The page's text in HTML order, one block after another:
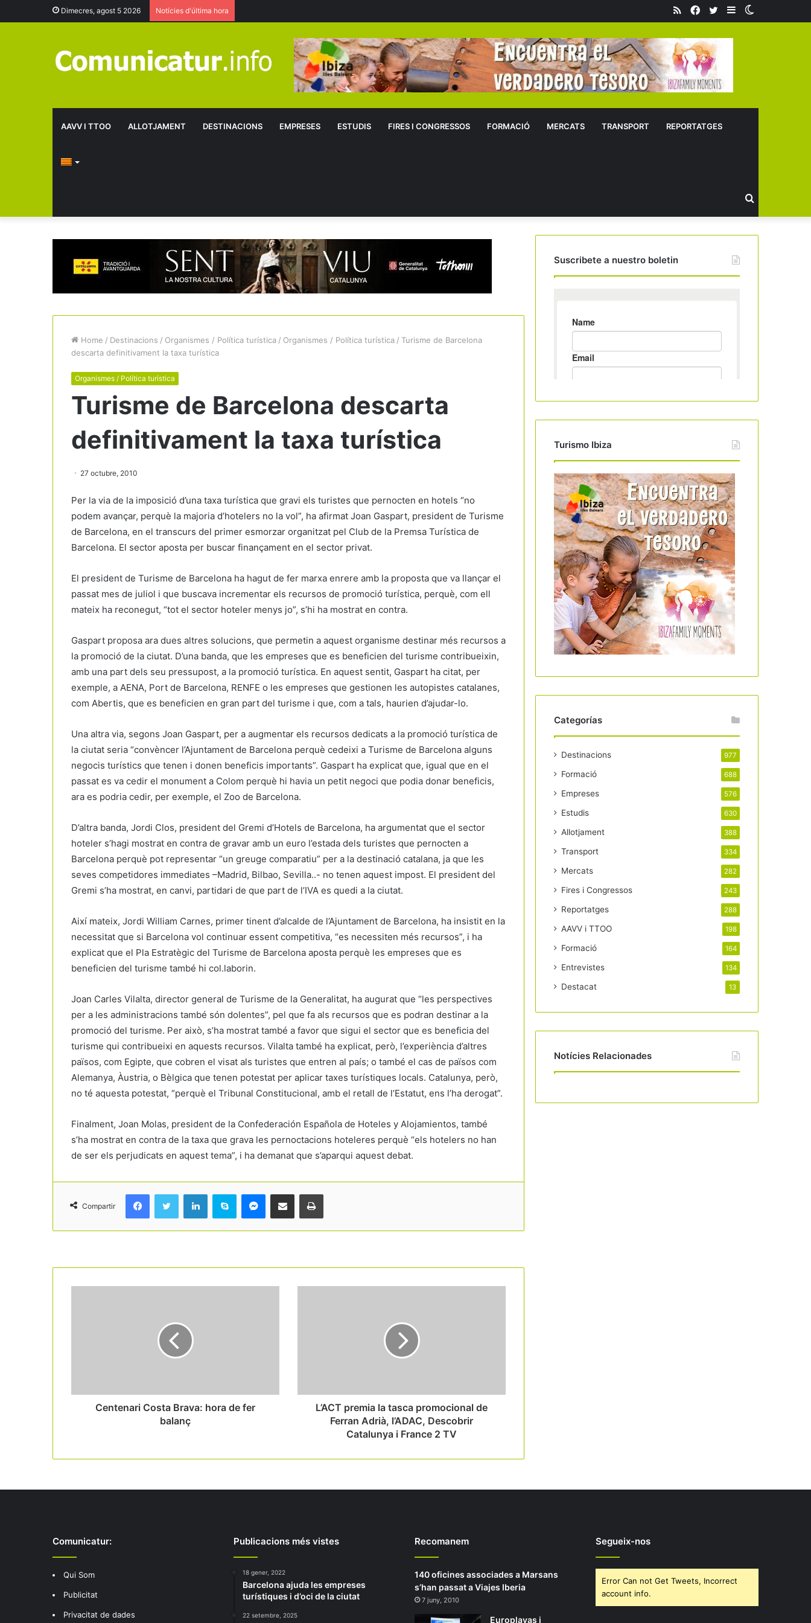
Dimecres, agost 5 2026 Notícies d'última hora Sidebar
Twitter
Facebook
RSS
AAVV I TTOO ALLOTJAMENT DESTINACIONS EMPRESES ESTUDIS FIRES I CONGRESSOS FORMACIÓ MERCATS TRANSPORT REPORTATGES
Buscar
Home / Destinacions / Organismes / Política turística / Organismes / Política turística / Turisme de Barcelona
descarta definitivament la taxa turística
Organismes / Política turística
Turisme de Barcelona descarta
definitivament la taxa turística
27 octubre, 2010
Per la via de la imposició d’una taxa turística que gravi els turistes que pernocten en hotels “no
podem avançar, perquè la majoria d’hotelers no la vol”, ha afirmat Joan Gaspart, president de Turisme
de Barcelona, en el transcurs del primer esmorzar organitzat pel Club de la Premsa Turística de
Barcelona. El sector aposta per buscar finançament en el sector privat.
El president de Turisme de Barcelona ha hagut de fer marxa enrere amb la proposta que va llançar el
passat mes de juliol i que buscava incrementar els recursos de promoció turística, perquè, com ell
mateix ha reconegut, “tot el sector hoteler menys jo”, s’hi ha mostrat en contra.
Gaspart proposa ara dues altres solucions, que permetin a aquest organisme destinar més recursos a
la promoció de la ciutat. D’una banda, que les empreses que es beneficien del turisme contribueixin,
amb una part dels seu pressupost, a la promoció turística. En aquest sentit, Gaspart ha citat, per
exemple, a AENA, Port de Barcelona, RENFE o les empreses que gestionen les autopistes catalanes,
com Abertis, que es beneficien en gran part del turisme i que, com a tals, haurien d’ajudar-lo.
Una altra via, segons Joan Gaspart, per a augmentar els recursos dedicats a la promoció turística de
la ciutat seria “convèncer l’Ajuntament de Barcelona perquè cedeixi a Turisme de Barcelona alguns
negocis turístics que tenen i donen beneficis importants”. Gaspart ha explicat que, igual que en el
passat es va cedir el monument a Colom perquè hi havia un petit negoci que podia donar beneficis,
ara es podria cedir, per exemple, el Zoo de Barcelona.
D’altra banda, Jordi Clos, president del Gremi d’Hotels de Barcelona, ha argumentat que el sector
hoteler s’hagi mostrat en contra de gravar amb un euro l’estada dels turistes que pernocten a
Barcelona perquè pot representar “un greuge comparatiu” per a la destinació catalana, ja que les
seves competidores immediates –Madrid, Bilbao, Sevilla..- no tenen aquest impost. El president del
Gremi s’ha mostrat, en canvi, partidari de que part de l’IVA es quedi a la ciutat.
Així mateix, Jordi William Carnes, primer tinent d’alcalde de l’Ajuntament de Barcelona, ha insistit en la
necessitat que si Barcelona vol continuar essent competitiva, “es necessiten més recursos”, i ha
explicat que el Pla Estratègic del Turisme de Barcelona aposta perquè les empreses que es
beneficien del turisme també hi col.laborin.
Joan Carles Vilalta, director general de Turisme de la Generalitat, ha augurat que “les perspectives
per a les administracions també són dolentes”, pel que fa als recursos que es podran destinar a la
promoció del turisme. Per això, s’ha mostrat també a favor que sigui el sector que es beneficia del
turisme qui contribueixi en aquests recursos. Vilalta també ha explicat, però, l’experiència d’altres
països, com Egipte, que cobren el visat als turistes que entren al país; o també el cas de països com
Alemanya, Àustria, o Bèlgica que tenen potestat per aplicar taxes turístiques locals. Catalunya, però,
no té aquesta potestat, “perquè el Tribunal Constitucional, amb el retall de l’Estatut, ens l’ha derogat”.
Finalment, Joan Molas, president de la Confederación Española de Hoteles y Alojamientos, també
s’ha mostrat en contra de la taxa que grava les pernoctacions hoteleres perquè “els hotelers no han
de ser els perjudicats en aquest tema”, i ha demanat que s’aparqui aquest debat.
Compartir
Centenari Costa Brava: hora de fer
balanç
L’ACT premia la tasca promocional de
Ferran Adrià, l’ADAC, Descobrir
Catalunya i France 2 TV
Suscribete a nuestro boletin
Turismo Ibiza
Categorías
Destinacions 977
Formació 688
Empreses 576
Estudis 630
Allotjament 388
Transport 334
Mercats 282
Fires i Congressos 243
Reportatges 288
AAVV i TTOO 198
Formació 164
Entrevistes 134
Destacat 13
Notícies Relacionades
Comunicatur:
Qui Som
Publicitat
Privacitat de dades
Publicacions més vistes
18 gener, 2022
Barcelona ajuda les empreses
turístiques i d’oci de la ciutat
22 setembre, 2025
Recomanem
140 oficines associades a Marsans
s’han passat a Viajes Iberia
7 juny, 2010
Europlayas i
Segueix-nos
Error Can not Get Tweets, Incorrect
account info.